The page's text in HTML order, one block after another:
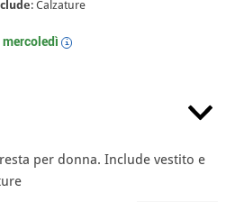
: Calzature
mercoledì i
per donna. Include vestito e